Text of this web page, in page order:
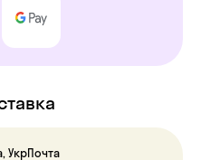
УкрПочта